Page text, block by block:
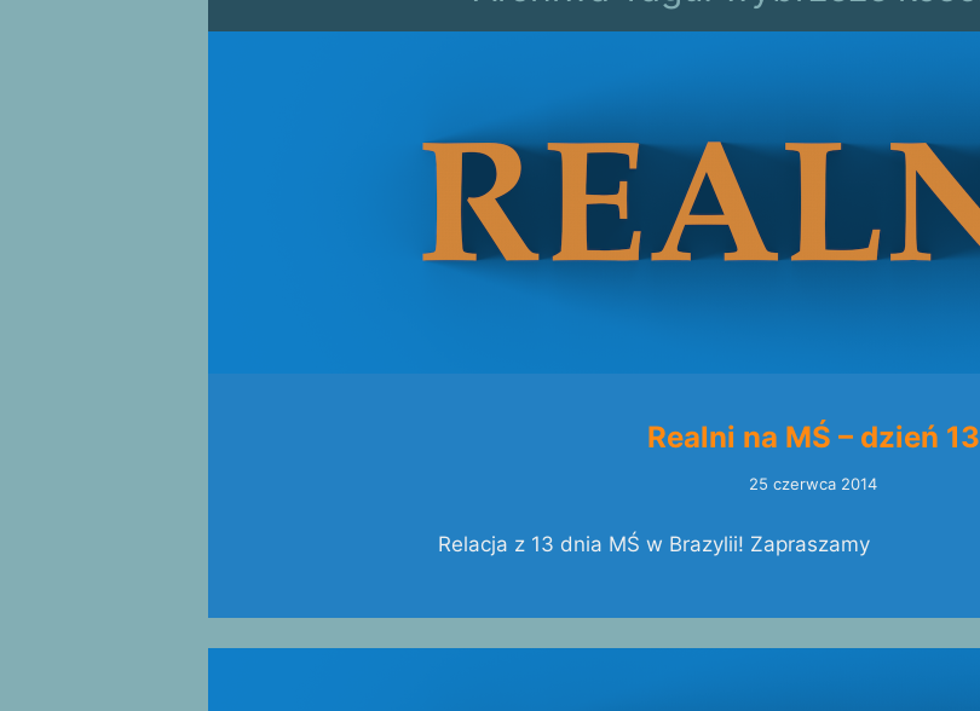
Realni na MŚ – dzień 13
25 czerwca 2014
Relacja z 13 dnia MŚ w Brazylii! Zapraszamy